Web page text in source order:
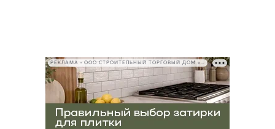
РЕКЛАМА • ООО СТРОИТЕЛЬНЫЙ ТОРГОВЫЙ ДОМ «ПЕТРОВИЧ», ИНН 7802348846